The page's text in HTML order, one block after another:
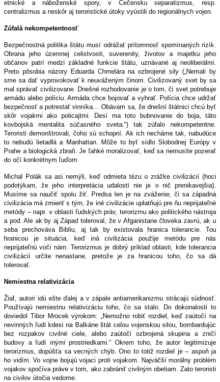
etnické a náboženské spory, v Čečensku separatizmus, resp.
centralizmus a neskôr aj teroristické útoky vyústili do regionálnych vojen.
Zúfalá nekompetentnosť
Bezpečnostná politika štátu musí odrážať prítomnosť spomínaných rizík.
Obrana jeho územnej celistvosti, suverenity, životov a majetku jeho
občanov patrí medzi základné funkcie štátu, uznávané aj neoliberálmi.
Preto pôsobia názory Eduarda Chmelára na ozbrojené sily („Nemali by
sme sa dať vyprovokovať k neuváženým činom. Civilizovaný svet by sa
mal správať civilizovane. Dnešné rozhodovanie je o tom, či svet potrebuje
armádu alebo políciu. Armáda chce bojovať a vyhrať. Polícia chce udržať
bezpečnosť a potrestať vinníka… Obávam sa, že dnešní štátnici chcú byť
skôr vojakmi ako policajtmi. Desí ma toto bubnovanie do boja, táto
kovbojská mentalita súčasného sveta.“) tak zúfalo nekompetentne.
Teroristi demonštrovali, čoho sú schopní. Ak ich necháme tak, nabudúce
to nebudú lietadlá a Manhattan. Môže to byť sídlo Slobodnej Európy v
Prahe a biologická zbraň. Je ľahké moralizovať, keď sa nemusíte pozerať
do očí konkrétnym ľuďom.
Michal Polák sa asi nemýli, keď odmieta tézu o zrážke civilizácií (hoci
podotýkam, že jeho interpretácia udalostí nie je o nič prenikavejšia).
Musíme sa naučiť spolu žiť. Predsa len je na zváženie, či sa západná
civilizácia má zmieriť s tým, že iné civilizácie uplatňujú pre ňu neprijateľné
metódy – napr. v oblasti ľudských práv, terorizmu ako politického nástroja
a pod. Ale ak by aj Západ toleroval, že v Afganistane človeka zavrú, ak u
seba prechováva Bibliu, aj tak by existovala hranica tolerancie. Tou
hranicou je situácia, keď iná civilizácia použije metódu pre nás
neprijateľnú voči nám. Terorizmus je dobrý príklad oblasti, kde tolerancia
civilizácií určite nenastane, pretože je za hranicou toho, čo sa dá
tolerovať.
Nemiestna relativizácia
Žiaľ, autori idú ešte ďalej a v zápale antiamerikanizmu strácajú súdnosť.
Používajú nemiestnu relativizáciu toho, čo sa stalo. Do dokonalosti to
doviedol Tibor Mrocek výrokom: „Nemožno robiť rozdiel, keď zaútočí na
nevinných ľudí kdesi na Balkáne štát celou vojenskou silou, bombardujúc
bez rozpakov civilné ciele, alebo zaútočí ozbrojená skupina a zničí
budovy a ľudí inými prostriedkami.“ Okrem toho, že autor legitimizuje
terorizmus, dopúšťa sa vecných chýb. Ono to totiž rozdiel je – aspoň ja
ho vidím. Vo vojne bojujú vojaci proti vojakom. Najväčší morálny problém
vojakov spočíva práve v tom, ako zabrániť civilným obetiam. Zato teroristi
na civilov útočia vedome.